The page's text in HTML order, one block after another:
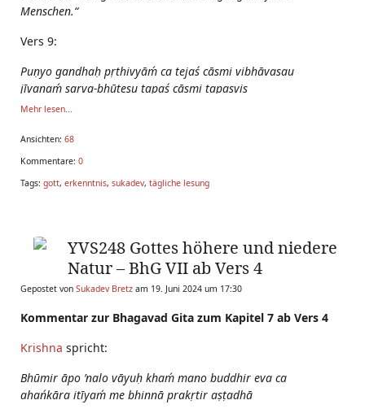
Menschen.“
Vers 9:
Puṇyo gandhaḥ pṛthivyāḿ ca tejaś cāsmi vibhāvasau
jīvanaḿ sarva-bhūteṣu tapaś cāsmi tapasvis
Mehr lesen...
Ansichten: 68
Kommentare: 0
Tags: gott, erkenntnis, sukadev, tägliche lesung
YVS248 Gottes höhere und niedere
Natur – BhG VII ab Vers 4
Gepostet von Sukadev Bretz am 19. Juni 2024 um 17:30
Kommentar zur Bhagavad Gita zum Kapitel 7 ab Vers 4
Krishna spricht:
Bhūmir āpo ’nalo vāyuḥ khaḿ mano buddhir eva ca
ahańkāra itīyaḿ me bhinnā prakṛtir aṣṭadhā